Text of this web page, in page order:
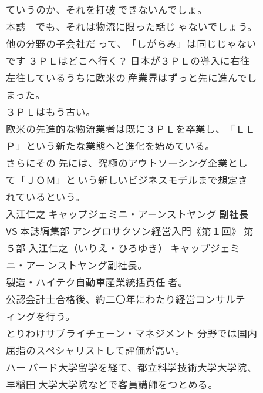
ていうのか、それを打破 できないんでしょ。
本誌 でも、それは物流に限った話じ ゃないでしょう。
他の分野の子会社だ って、「しがらみ」は同じじゃない
です ３ＰＬはどこへ行く？ 日本が３ＰＬの導入に右往
左往しているうちに欧米の 産業界はずっと先に進んでし
まった。
３ＰＬはもう古い。
欧米の先進的な物流業者は既に３ＰＬを卒業し、「ＬＬ
Ｐ」という新たな業態へと進化を始めている。
さらにその 先には、究極のアウトソーシング企業とし
て「ＪＯＭ」と いう新しいビジネスモデルまで想定さ
れているという。
入江仁之 キャップジェミニ・アーンストヤング 副社長
VS 本誌編集部 アングロサクソン経営入門《第１回》 第
５部 入江仁之（いりえ・ひろゆき） キャップジェミ
ニ・アー ンストヤング副社長。
製造・ハイテク自動車産業統括責任 者。
公認会計士合格後、約二〇年にわたり経営コンサルテ
ィングを行う。
とりわけサプライチェーン・マネジメント 分野では国内
屈指のスペシャリストして評価が高い。
ハー バード大学留学を経て、都立科学技術大学大学院、
早稲田 大学大学院などで客員講師をつとめる。